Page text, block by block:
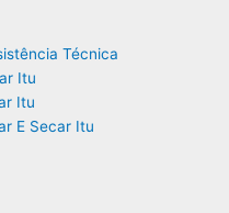
Técnica
Itu
Itu
E Secar Itu